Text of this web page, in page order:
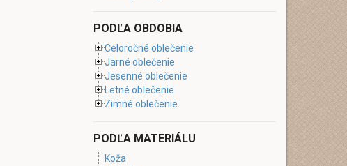
PODĽA OBDOBIA
Celoročné oblečenie
Jarné oblečenie
Jesenné oblečenie
Letné oblečenie
Zimné oblečenie
PODĽA MATERIÁLU
Koža